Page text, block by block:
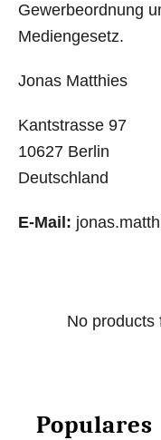
Gewerbeordnung
Mediengesetz.
Jonas Matthies
Kantstrasse 97
10627 Berlin
Deutschland
E-Mail:
No products
Populares